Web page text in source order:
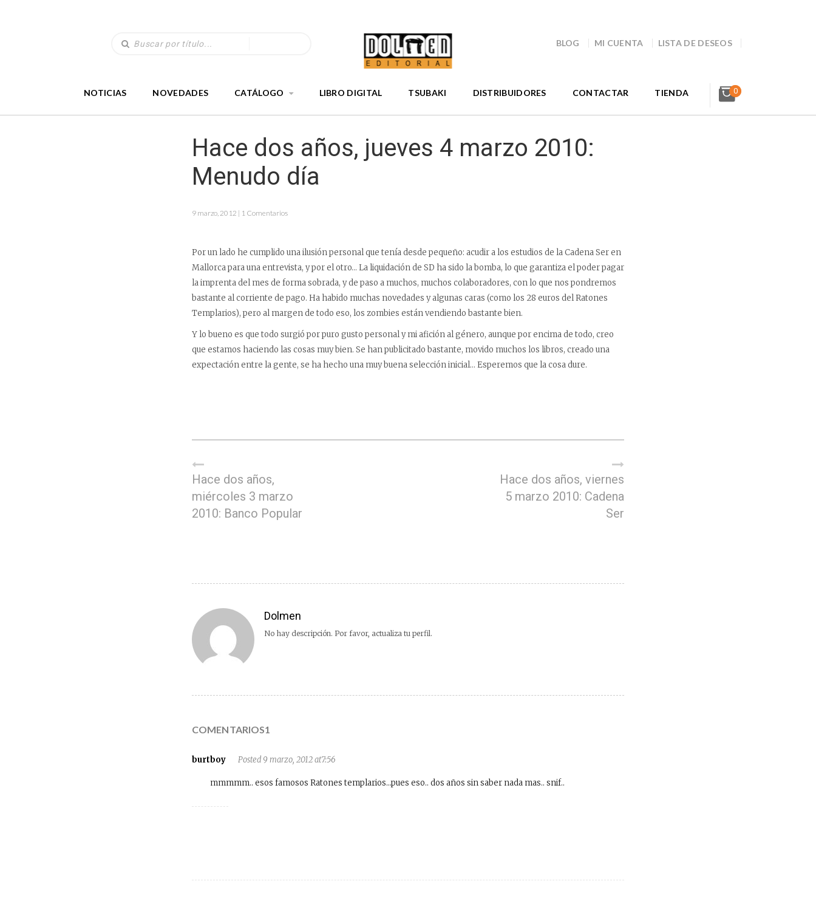
BLOG MI CUENTA LISTA DE DESEOS
NOTICIAS NOVEDADES CATÁLOGO LIBRO DIGITAL TSUBAKI DISTRIBUIDORES CONTACTAR TIENDA 0
Hace dos años, jueves 4 marzo 2010:
Menudo día
9 marzo, 2012 | 1 Comentarios
Por un lado he cumplido una ilusión personal que tenía desde pequeño: acudir a los estudios de la Cadena Ser en
Mallorca para una entrevista, y por el otro… La liquidación de SD ha sido la bomba, lo que garantiza el poder pagar
la imprenta del mes de forma sobrada, y de paso a muchos, muchos colaboradores, con lo que nos pondremos
bastante al corriente de pago. Ha habido muchas novedades y algunas caras (como los 28 euros del Ratones
Templarios), pero al margen de todo eso, los zombies están vendiendo bastante bien.
Y lo bueno es que todo surgió por puro gusto personal y mi afición al género, aunque por encima de todo, creo
que estamos haciendo las cosas muy bien. Se han publicitado bastante, movido muchos los libros, creado una
expectación entre la gente, se ha hecho una muy buena selección inicial… Esperemos que la cosa dure.
Hace dos años,
miércoles 3 marzo
2010: Banco Popular
Hace dos años, viernes
5 marzo 2010: Cadena
Ser
Dolmen
No hay descripción. Por favor, actualiza tu perfil.
COMENTARIOS1
burtboy Posted 9 marzo, 2012 at7:56
mmmmm.. esos famosos Ratones templarios…pues eso.. dos años sin saber nada mas.. snif..